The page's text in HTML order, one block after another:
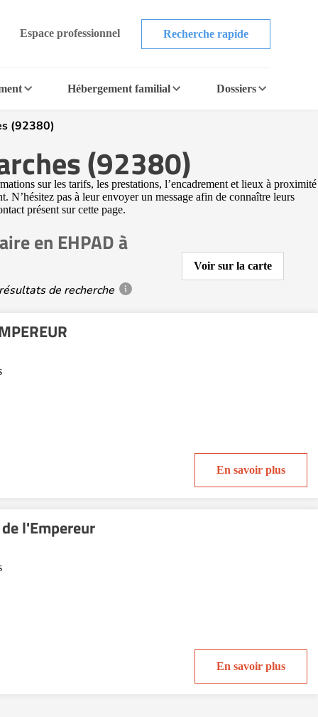
Espace professionnel Recherche rapide
Hébergement familial Dossiers
(92380)
(92380)
sur les tarifs, les prestations, l’encadrement et lieux à proximité
N’hésitez pas à leur envoyer un message afin de connaître leurs
présent sur cette page.
en EHPAD à
de recherche
Voir sur la carte
En savoir plus
l'Empereur
En savoir plus